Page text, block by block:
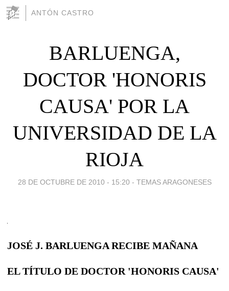
ANTÓN CASTRO
BARLUENGA,
DOCTOR 'HONORIS
CAUSA' POR LA
UNIVERSIDAD DE LA
RIOJA
28 DE OCTUBRE DE 2010 - 15:20 - TEMAS ARAGONESES
JOSÉ J. BARLUENGA RECIBE MAÑANA
EL TÍTULO DE DOCTOR 'HONORIS CAUSA'